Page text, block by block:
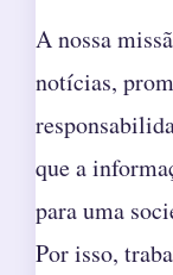
A nossa
notícias,
que a
para uma
Por isso,